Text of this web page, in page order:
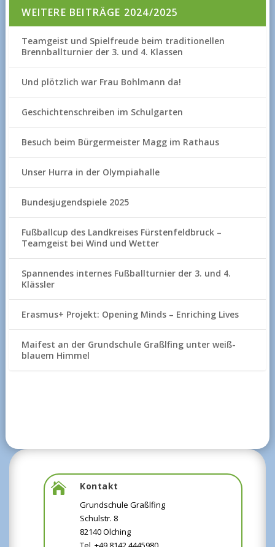
WEITERE BEITRÄGE 2024/2025
Teamgeist und Spielfreude beim traditionellen
Brennballturnier der 3. und 4. Klassen
Und plötzlich war Frau Bohlmann da!
Geschichtenschreiben im Schulgarten
Besuch beim Bürgermeister Magg im Rathaus
Unser Hurra in der Olympiahalle
Bundesjugendspiele 2025
Fußballcup des Landkreises Fürstenfeldbruck –
Teamgeist bei Wind und Wetter
Spannendes internes Fußballturnier der 3. und 4.
Klässler
Erasmus+ Projekt: Opening Minds – Enriching Lives
Maifest an der Grundschule Graßlfing unter weiß-
blauem Himmel
 Kontakt
Grundschule Graßlfing
Schulstr. 8
82140 Olching